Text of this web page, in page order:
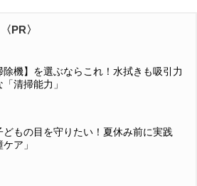
PR〉
除機】を選ぶならこれ！水拭きも吸引力
清掃能力」
どもの目を守りたい！夏休み前に実践
ア」